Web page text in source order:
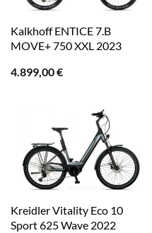
Kalkhoff ENTICE 7.B
MOVE+ 750 XXL 2023
4.899,00€
Kreidler Vitality Eco 10
Sport 625 Wave 2022